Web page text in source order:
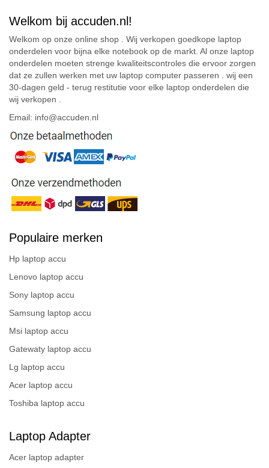
Welkom bij accuden.nl!
Welkom op onze online shop . Wij verkopen goedkope laptop
onderdelen voor bijna elke notebook op de markt. Al onze laptop
onderdelen moeten strenge kwaliteitscontroles die ervoor zorgen
dat ze zullen werken met uw laptop computer passeren . wij een
30-dagen geld - terug restitutie voor elke laptop onderdelen die
wij verkopen .
Email: info@accuden.nl
Populaire merken
Hp laptop accu
Lenovo laptop accu
Sony laptop accu
Samsung laptop accu
Msi laptop accu
Gatewaty laptop accu
Lg laptop accu
Acer laptop accu
Toshiba laptop accu
Laptop Adapter
Acer laptop adapter